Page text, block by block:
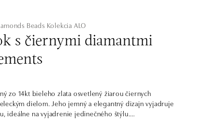
Beads Kolekcia ALO
s čiernymi diamantmi
zo 14kt bieleho zlata osvetlený žiarou čiernych
dielom. Jeho jemný a elegantný dizajn vyjadruje
ideálne na vyjadrenie jedinečného štýlu.